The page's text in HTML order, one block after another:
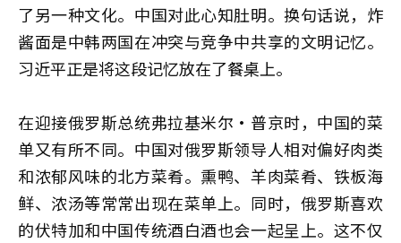
了另一种文化。中国对此心知肚明。换句话说，炸
酱面是中韩两国在冲突与竞争中共享的文明记忆。
习近平正是将这段记忆放在了餐桌上。
在迎接俄罗斯总统弗拉基米尔·普京时，中国的菜
单又有所不同。中国对俄罗斯领导人相对偏好肉类
和浓郁风味的北方菜肴。熏鸭、羊肉菜肴、铁板海
鲜、浓汤等常常出现在菜单上。同时，俄罗斯喜欢
的伏特加和中国传统酒白酒也会一起呈上。这不仅